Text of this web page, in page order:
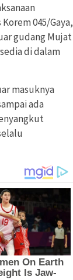
045/Gaya,
gudang Mujat
di dalam
masuknya
ada